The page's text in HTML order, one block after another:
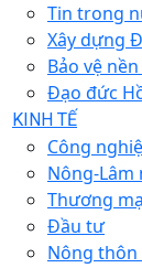
Tin trong
Xây dựng
Bảo vệ
Đạo đức
KINH TẾ
Công
Nông-Lâm
Thương
Đầu tư
Nông thôn